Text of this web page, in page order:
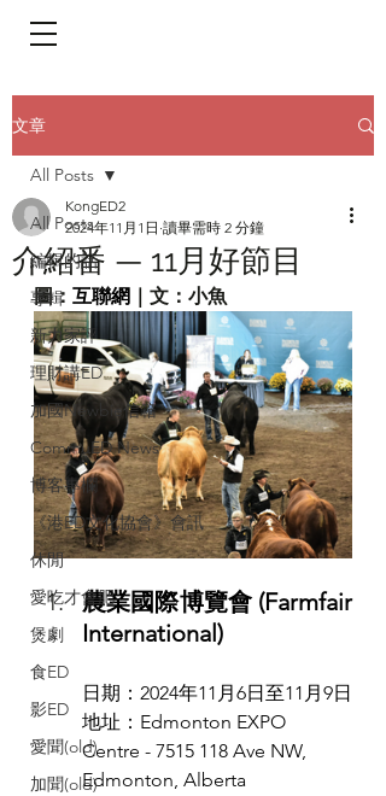
文章
All Posts
編輯的話
專輯
新力家評
理財講ED
加國Newbie信箱
CommuED News
博客專欄
《港ED文化協會》會訊
休閒
愛吃才會肥
煲劇
食ED
影ED
愛聞(old)
加聞(old)
All Posts
介紹番 — 11月好節目
KongED2
2024年11月1日 讀畢需時 2 分鐘
圖： 互聯網 ｜文：小魚
農業國際博覽會 (Farmfair
International)
日期：2024年11月6日至11月9日
地址：Edmonton EXPO
Centre - 7515 118 Ave NW,
Edmonton, Alberta